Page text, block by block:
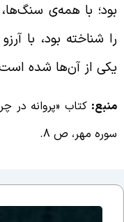
با همه‌ی سنگ‌ها،
شناخته بود، با
از آن‌ها شده است.
کتاب «پروانه در
مهر، ص 8.